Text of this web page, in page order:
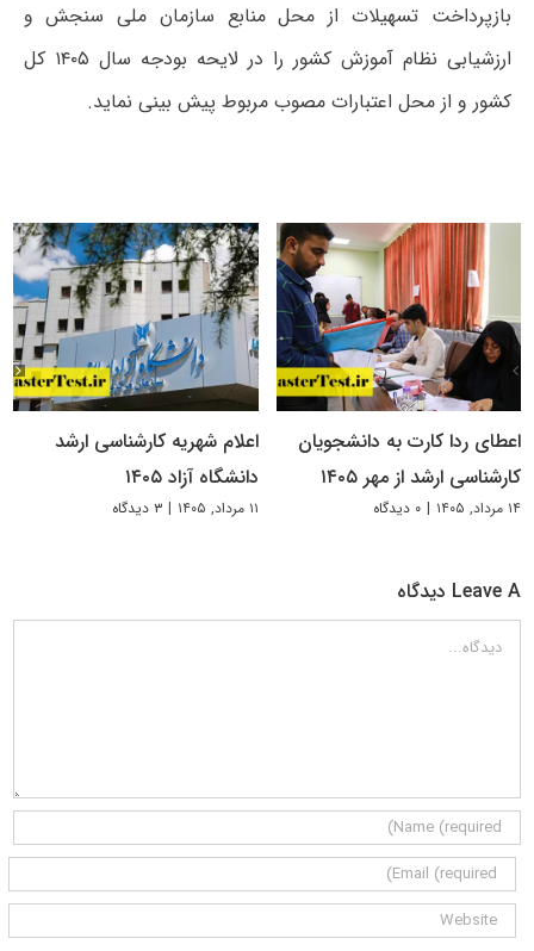
بازپرداخت تسهیلات از محل منابع سازمان ملی سنجش و
ارزشیابی نظام آموزش کشور را در لایحه بودجه سال ۱۴۰۵ کل
کشور و از محل اعتبارات مصوب مربوط پیش بینی نماید.
اعطای ردا کارت به دانشجویان
کارشناسی ارشد از مهر ۱۴۰۵
۱۴ مرداد, ۱۴۰۵ | ۰ دیدگاه
اعلام شهریه کارشناسی ارشد
دانشگاه آزاد ۱۴۰۵
۱۱ مرداد, ۱۴۰۵ | ۳ دیدگاه
Leave A دیدگاه
دیدگاه